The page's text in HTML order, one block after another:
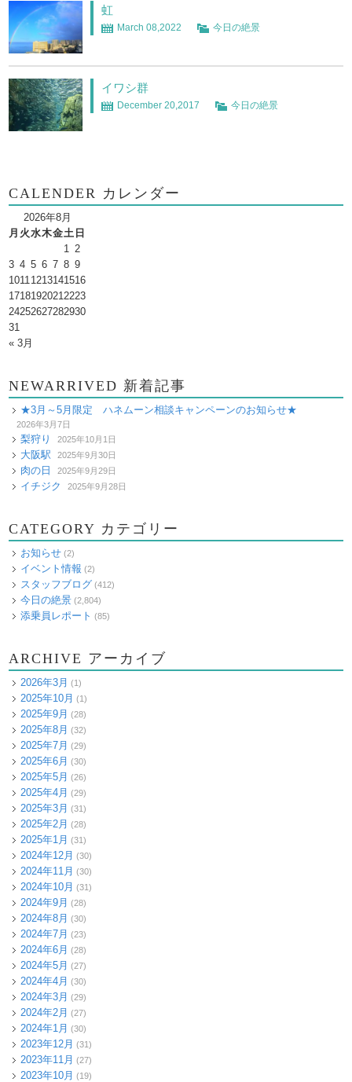
虹
March 08,2022 今日の絶景
イワシ群
December 20,2017 今日の絶景
CALENDER カレンダー
2026年8月
月 火水木金土 日
1
2
3 4 5 6 7 8 9
1011 1213141516
1718192021 2223
24252627282930
31
« 3月
NEWARRIVED 新着記事
★3月～5月限定 ハネムーン相談キャンペーンのお知らせ★
2026年3月7日
梨狩り 2025年10月1日
大阪駅 2025年9月30日
肉の日 2025年9月29日
イチジク 2025年9月28日
CATEGORY カテゴリー
お知らせ (2)
イベント情報 (2)
スタッフブログ (412)
今日の絶景 (2,804)
添乗員レポート (85)
ARCHIVE アーカイブ
2026年3月 (1)
2025年10月 (1)
2025年9月 (28)
2025年8月 (32)
2025年7月 (29)
2025年6月 (30)
2025年5月 (26)
2025年4月 (29)
2025年3月 (31)
2025年2月 (28)
2025年1月 (31)
2024年12月 (30)
2024年11月 (30)
2024年10月 (31)
2024年9月 (28)
2024年8月 (30)
2024年7月 (23)
2024年6月 (28)
2024年5月 (27)
2024年4月 (30)
2024年3月 (29)
2024年2月 (27)
2024年1月 (30)
2023年12月 (31)
2023年11月 (27)
2023年10月 (19)